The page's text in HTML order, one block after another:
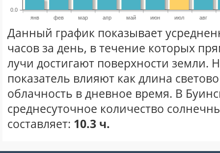
янв фев мар апр май июн июл авг
0.0
Данный график показывает
часов за день, в течение которых
лучи достигают поверхности земли.
показатель влияют как длина
облачность в дневное время. В
среднесуточное количество
составляет: 10.3 ч.